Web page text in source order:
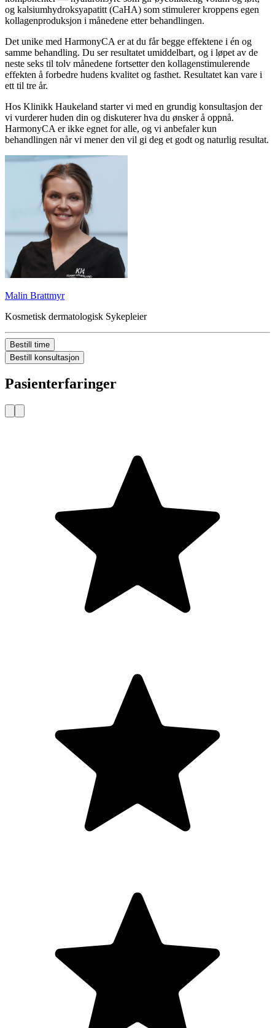
og kalsiumhydroksyapatitt (CaHA) som stimulerer kroppens egen
kollagenproduksjon i månedene etter behandlingen.
Det unike med HarmonyCA er at du får begge effektene i én og
samme behandling. Du ser resultatet umiddelbart, og i løpet av de
neste seks til tolv månedene fortsetter den kollagenstimulerende
effekten å forbedre hudens kvalitet og fasthet. Resultatet kan vare i
ett til tre år.
Hos Klinikk Haukeland starter vi med en grundig konsultasjon der
vi vurderer huden din og diskuterer hva du ønsker å oppnå.
HarmonyCA er ikke egnet for alle, og vi anbefaler kun
behandlingen når vi mener den vil gi deg et godt og naturlig resultat.
Malin Brattmyr
Kosmetisk dermatologisk Sykepleier
Bestill time
Bestill konsultasjon
Pasienterfaringer